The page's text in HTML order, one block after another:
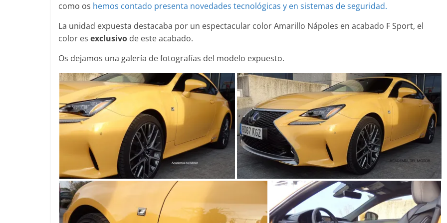
como os hemos contado presenta novedades tecnológicas y en sistemas de seguridad.
La unidad expuesta destacaba por un espectacular color Amarillo Nápoles en acabado F Sport, el
color es exclusivo de este acabado.
Os dejamos una galería de fotografías del modelo expuesto.
Clase S Coupé W140: 30
años de uno de los
Mercedes-Benz más caros
31 de enero de 2022 mospotter84 0
Audi RS6: 20 años de
deportividad
25 de julio de 2022 mospotter84
Seguridad
Llamada a revisión en
Mercedes Clase A fabricados
entre 2017-2019
4 de septiembre de 2020
mospotter84
0
Seguridad
50 años del Mercedes-
ESF 13: un experimento
seguridad